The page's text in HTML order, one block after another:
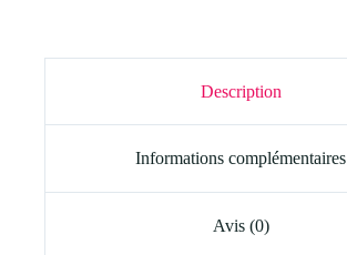
Description
Informations complémentaires
Avis (0)